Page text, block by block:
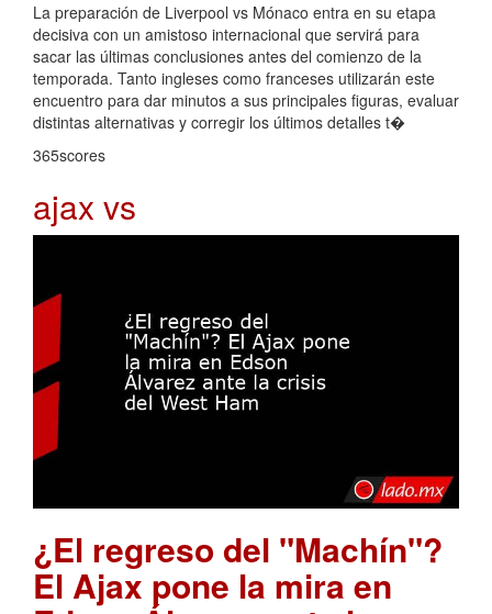
La preparación de Liverpool vs Mónaco entra en su etapa
decisiva con un amistoso internacional que servirá para
sacar las últimas conclusiones antes del comienzo de la
temporada. Tanto ingleses como franceses utilizarán este
encuentro para dar minutos a sus principales figuras, evaluar
distintas alternativas y corregir los últimos detalles t�
365scores
ajax vs
¿El regreso del "Machín"?
El Ajax pone la mira en